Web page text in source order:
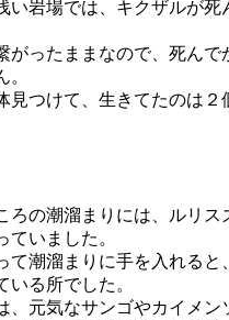
岩場では、キクザルが死
がったままなので、死んで
。
見つけて、生きてたのは２
の潮溜まりには、ルリス
ていました。
て潮溜まりに手を入れると
いる所でした。
、元気なサンゴやカイメン